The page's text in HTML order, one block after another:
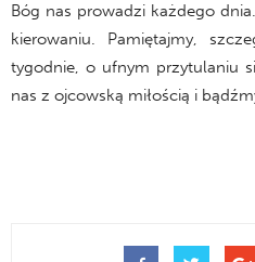
Bóg nas prowadzi każdego
kierowaniu. Pamiętajmy,
tygodnie, o ufnym przytulaniu
nas z ojcowską miłością i